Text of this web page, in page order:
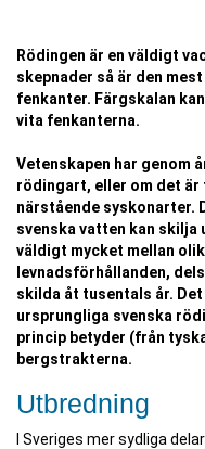
Rödingen är en väldigt
skepnader så är den
fenkanter. Färgskalan
vita fenkanterna.
Vetenskapen har genom
rödingart, eller om det är
närstående syskonarter.
svenska vatten kan
väldigt mycket mellan
levnadsförhållanden,
skilda åt tusentals år.
ursprungliga svenska
princip betyder (från
bergstrakterna.
Utbredning
I Sveriges mer sydliga